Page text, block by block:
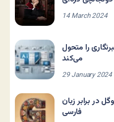
14 March 2024
را متحول
می‌کند
29 January 2024
در برابر زبان
فارسی